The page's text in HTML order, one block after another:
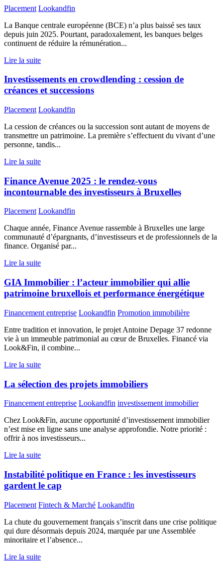
Placement Lookandfin
La Banque centrale européenne (BCE) n’a plus baissé ses taux
depuis juin 2025. Pourtant, paradoxalement, les banques belges
continuent de réduire la rémunération...
Lire la suite
Investissements en crowdlending : cession de
créances et successions
Placement Lookandfin
La cession de créances ou la succession sont autant de moyens de
transmettre un patrimoine. La première s’effectuent du vivant d’une
personne, tandis...
Lire la suite
Finance Avenue 2025 : le rendez-vous
incontournable des investisseurs à Bruxelles
Placement Lookandfin
Chaque année, Finance Avenue rassemble à Bruxelles une large
communauté d’épargnants, d’investisseurs et de professionnels de la
finance. Organisé par...
Lire la suite
GIA Immobilier : l’acteur immobilier qui allie
patrimoine bruxellois et performance énergétique
Financement entreprise Lookandfin Promotion immobilière
Entre tradition et innovation, le projet Antoine Depage 37 redonne
vie à un immeuble patrimonial au cœur de Bruxelles. Financé via
Look&Fin, il combine...
Lire la suite
La sélection des projets immobiliers
Financement entreprise Lookandfin investissement immobilier
Chez Look&Fin, aucune opportunité d’investissement immobilier
n’est mise en ligne sans une analyse approfondie. Notre priorité :
offrir à nos investisseurs...
Lire la suite
Instabilité politique en France : les investisseurs
gardent le cap
Placement Fintech & Marché Lookandfin
La chute du gouvernement français s’inscrit dans une crise politique
qui dure désormais depuis 2024, marquée par une Assemblée
minoritaire et l’absence...
Lire la suite